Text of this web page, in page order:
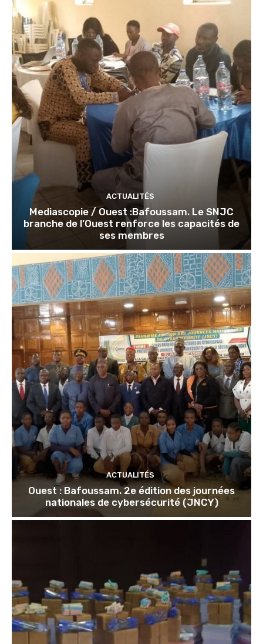
ACTUALITÉS
Mediascopie / Ouest :Bafoussam. Le SNJC
branche de l’Ouest renforce les capacités de
ses membres
ACTUALITÉS
Ouest : Bafoussam. 2e édition des journées
nationales de cybersécurité (JNCY)